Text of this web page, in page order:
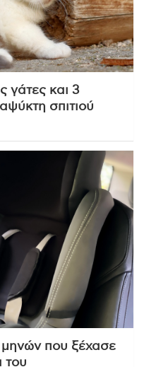
γάτες και 3
σπιτιού
που ξέχασε
του